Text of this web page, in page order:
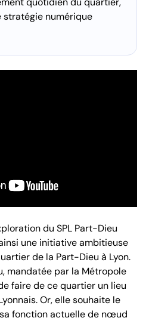
stratégie numérique
du SPL Part-Dieu
une initiative ambitieuse
de la Part-Dieu à Lyon.
mandatée par la Métropole
faire de ce quartier un lieu
Or, elle souhaite le
fonction actuelle de nœud